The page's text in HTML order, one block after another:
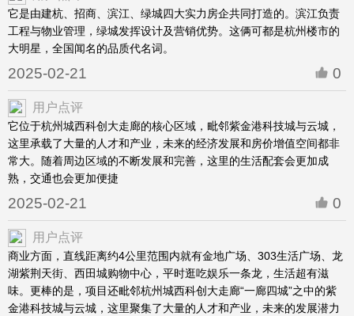
它是由建杭、招商、滨江、绿城四大实力房企共同打造的。滨江负责
工程与物业管理，绿城发挥设计及营销优势。这俩可都是杭州楼市的
大明星，全国闻名的品质代名词。
2025-02-21 0
用户点评
它位于杭州城西科创大走廊的核心区域，毗邻紫金港科技城与云城，
这里承载了大量的人才和产业，未来的经济发展和房价增值空间都非
常大。随着周边区域的不断发展和完善，这里的生活配套会更加成
熟，交通也会更加便捷
2025-02-21 0
用户点评
商业方面，直线距离约4公里范围内就有金地广场、303生活广场、龙
湖紫荆天街、西田城购物中心，平时逛吃娱乐一条龙，生活超有滋
味。更棒的是，项目还毗邻杭州城西科创大走廊“一廊四城”之中的紫
金港科技城与云城，这里聚集了大量的人才和产业，未来的发展潜力